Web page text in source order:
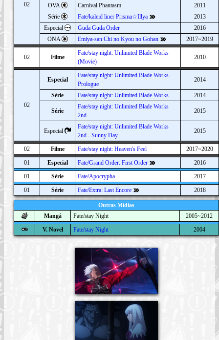
02
OVA
Carnival Phantasm
2011
Série
Fate/kaleid liner Prisma☆Illya
2013
Especial
Guda Guda Order
2016
ONA
Emiya-san Chi no Kyou no Gohan 2017~2019
02 Filme
Fate/stay night: Unlimited Blade Works
(Movie)
2010
02
Especial
Fate/stay night: Unlimited Blade Works -
Prologue
2014
Série Fate/stay night: Unlimited Blade Works 2014
Série
Fate/stay night: Unlimited Blade Works
2nd
2015
Especial
Fate/stay night: Unlimited Blade Works
2nd - Sunny Day
2015
02 Filme Fate/stay night: Heaven's Feel
2017~2020
01
Especial Fate/Grand Order: First Order
2016
01
Série Fate/Apocrypha
2017
01
Série Fate/Extra: Last Encore 2018
Outras Mídias
Mangá
Fate/stay Night
2005~2012
V. Novel
Fate/stay Night 2004